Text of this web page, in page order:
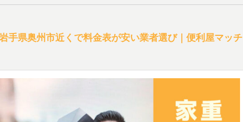
手県奥州市近くで料金表が安い業者選び｜便利屋マッチ